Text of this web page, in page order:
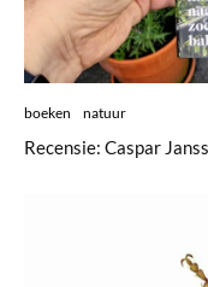
boeken natuur
Recensie: Caspar